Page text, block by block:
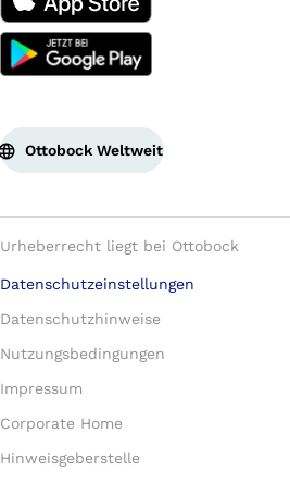
Ottobock Weltweit
Urheberrecht liegt bei Ottobock
Datenschutzeinstellungen
Datenschutzhinweise
Nutzungsbedingungen
Impressum
Corporate Home
Hinweisgeberstelle